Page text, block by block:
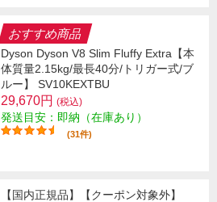
おすすめ商品
Dyson Dyson V8 Slim Fluffy Extra【本
体質量2.15kg/最長40分/トリガー式/ブ
ルー】 SV10KEXTBU
29,670円 (税込)
発送目安：即納（在庫あり）
(31件)
【国内正規品】【クーポン対象外】